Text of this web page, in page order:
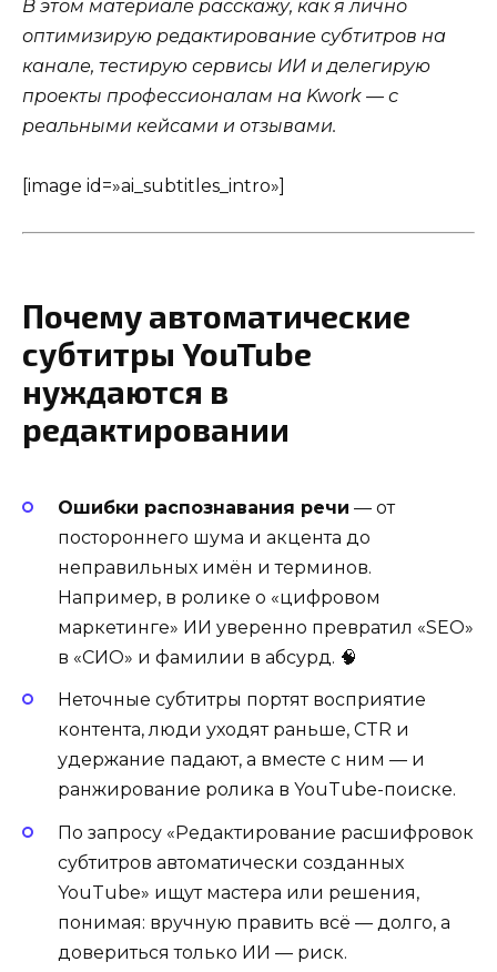
В этом материале расскажу, как я лично
оптимизирую редактирование субтитров на
канале, тестирую сервисы ИИ и делегирую
проекты профессионалам на Kwork — с
реальными кейсами и отзывами.
[image id=»ai_subtitles_intro»]
Почему автоматические
субтитры YouTube
нуждаются в
редактировании
Ошибки распознавания речи — от
постороннего шума и акцента до
неправильных имён и терминов.
Например, в ролике о «цифровом
маркетинге» ИИ уверенно превратил «SEO»
в «СИО» и фамилии в абсурд. 🧠
Неточные субтитры портят восприятие
контента, люди уходят раньше, CTR и
удержание падают, а вместе с ним — и
ранжирование ролика в YouTube-поиске.
По запросу «Редактирование расшифровок
субтитров автоматически созданных
YouTube» ищут мастера или решения,
понимая: вручную править всё — долго, а
довериться только ИИ — риск.